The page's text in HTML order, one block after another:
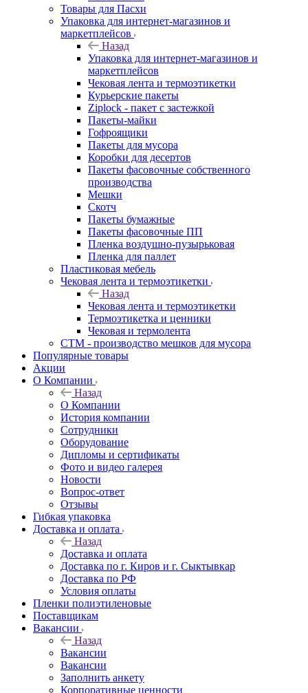
Товары для Пасхи
Упаковка для интернет-магазинов и
маркетплейсов
Назад
Упаковка для интернет-магазинов и
маркетплейсов
Чековая лента и термоэтикетки
Курьерские пакеты
Ziplock - пакет с застежкой
Пакеты-майки
Гофроящики
Пакеты для мусора
Коробки для десертов
Пакеты фасовочные собственного
производства
Мешки
Скотч
Пакеты бумажные
Пакеты фасовочные ПП
Пленка воздушно-пузырьковая
Пленка для паллет
Пластиковая мебель
Чековая лента и термоэтикетки
Назад
Чековая лента и термоэтикетки
Термоэтикетка и ценники
Чековая и термолента
СТМ - производство мешков для мусора
Популярные товары
Акции
О Компании
Назад
О Компании
История компании
Сотрудники
Оборудование
Дипломы и сертификаты
Фото и видео галерея
Новости
Вопрос-ответ
Отзывы
Гибкая упаковка
Доставка и оплата
Назад
Доставка и оплата
Доставка по г. Киров и г. Сыктывкар
Доставка по РФ
Условия оплаты
Пленки полиэтиленовые
Поставщикам
Вакансии
Назад
Вакансии
Вакансии
Заполнить анкету
Корпоративные ценности